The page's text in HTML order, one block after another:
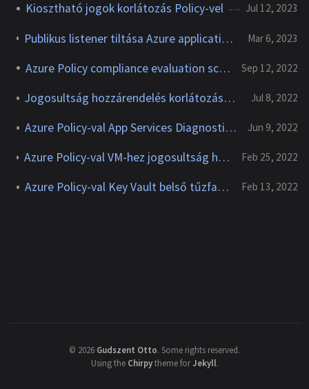
Kiosztható jogok korlátozás Policy-vel Jul 12, 2023
Publikus listener tiltása Azure application gateway-en Policy-val Mar 6, 2023
Azure Policy compliance evaluation scan Sep 12, 2022
Jogosultság hozzárendelés korlátozása policy-val Jul 8, 2022
Azure Policy-val App Services Diagnostic settings beállítása Jun 9, 2022
Azure Policy-val VM-hez jogosultság hozzárendelés OS alapján Feb 25, 2022
Azure Policy-val Key Vault belső tűzfalának ellenőrzése Feb 13, 2022
© 2026 Gudszent Otto. Some rights reserved.
Using the Chirpytheme forJekyll.